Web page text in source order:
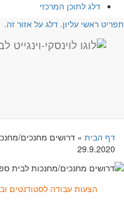
דלג לתוכן המרכזי
ראשי עליון. דלג על אזור זה.
דף הבית» דרושים מחנכים/
29.9.2020
הצעות עבודה לסטודנטים